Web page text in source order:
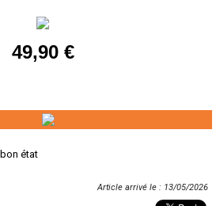
49,90 €
état
Article arrivé le : 13/05/2026